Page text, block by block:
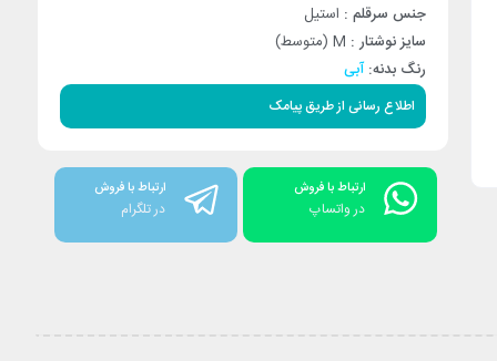
جنس سرقلم : استیل
سایز نوشتار :
رنگ بدنه: آبی
اطلاع رسانی از طریق پیامک
ارتباط با فروش
در واتساپ
ارتباط با فروش
در تلگرام